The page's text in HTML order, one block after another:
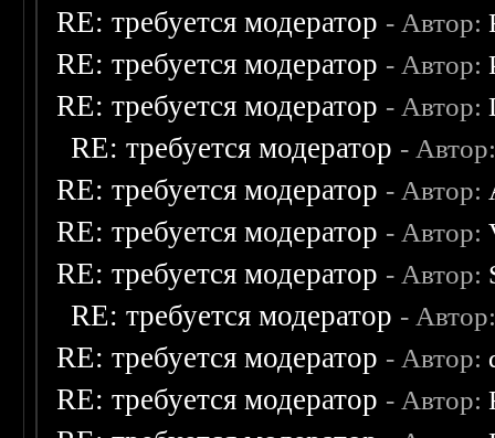
RE: требуется модератор - Автор:
RE: требуется модератор - Автор:
RE: требуется модератор - Автор:
RE: требуется модератор -
RE: требуется модератор - Автор:
RE: требуется модератор - Автор:
RE: требуется модератор - Автор:
RE: требуется модератор -
RE: требуется модератор - Автор:
RE: требуется модератор - Автор: